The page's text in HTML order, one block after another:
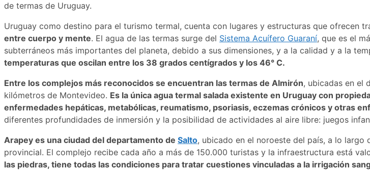
de termas de Uruguay.
Uruguay como destino para el turismo termal, cuenta con lugares y estructuras que ofrecen
entre cuerpo y mente. El agua de las termas surge del Sistema Acuífero Guaraní, que es el
subterráneos más importantes del planeta, debido a sus dimensiones, y a la calidad y a la
temperaturas que oscilan entre los 38 grados centígrados y los 46° C.
Entre los complejos más reconocidos se encuentran las termas de Almirón, ubicadas en el
kilómetros de Montevideo. Es la única agua termal salada existente en Uruguay con
enfermedades hepáticas, metabólicas, reumatismo, psoriasis, eczemas crónicos y otras
diferentes profundidades de inmersión y la posibilidad de actividades al aire libre: juegos
Arapey es una ciudad del departamento de Salto, ubicado en el noroeste del país, a lo
provincial. El complejo recibe cada año a más de 150.000 turistas y la infraestructura está
las piedras, tiene todas las condiciones para tratar cuestiones vinculadas a la irrigación